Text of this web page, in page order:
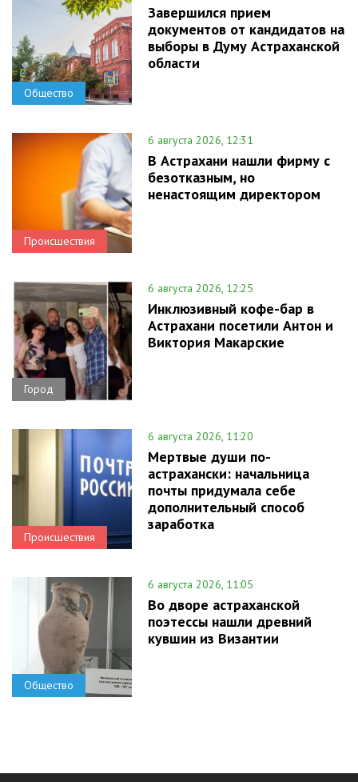
Общество
Завершился прием
документов от кандидатов на
выборы в Думу Астраханской
области
Происшествия
6 августа 2026, 12:31
В Астрахани нашли фирму с
безотказным, но
ненастоящим директором
Город
6 августа 2026, 12:25
Инклюзивный кофе-бар в
Астрахани посетили Антон и
Виктория Макарские
Происшествия
6 августа 2026, 11:20
Мертвые души по-
астрахански: начальница
почты придумала себе
дополнительный способ
заработка
Общество
6 августа 2026, 11:05
Во дворе астраханской
поэтессы нашли древний
кувшин из Византии